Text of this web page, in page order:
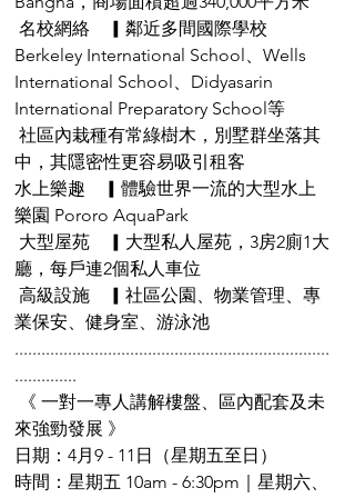
Berkeley International School、Wells
International School、Didyasarin
International Preparatory School等
中，其隱密性更容易吸引租客
水上樂趣　▎體驗世界一流的大型水上
樂園 Pororo AquaPark
廳，每戶連2個私人車位
業保安、健身室、游泳池
.......................................................................
..............
來強勁發展 》
日期：4月9 - 11日（星期五至日）
時間：星期五 10am - 6:30pm｜星期六、